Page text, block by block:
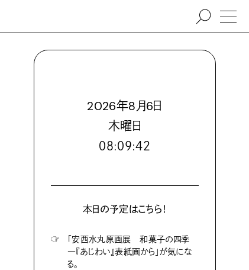
2026年8月6日
木曜日
０８:０９:４３
本日の予定はこちら！
☞
「安西水丸原画展 和菓子の四季
―『あじわい』表紙画から」が気にな
る。